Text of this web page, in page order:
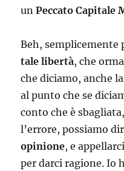
unPeccato Capitale
Beh, semplicemente
tale libertà, che
che diciamo, anche
al punto che se
conto che è
l’errore, possiamo
opinione, e
per darci ragione. Io